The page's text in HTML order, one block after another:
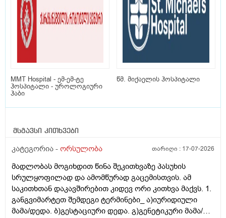
MMT Hospital - ემ-ემ-ტე
ჰოსპიტალი - უროლოგიური
ჰაბი
წმ. მიქაელის ჰოსპიტალი
მსგავსი კითხვები
კატეგორია - ორსულობა თარიღი : 17-07-2026
მადლობას მოგიხდით წინა შეკითხვაზე პასუხის
სრულყოფილად და ამომწურად გაცემისთვის. ამ
საკითხთან დაკავშირებით კიდევ ორი კითხვა მაქვს. 1.
განგვიმარტეთ შემდეგი ტერმინები_ ა)იურიდიული
მამა/დედა. ბ)გესტაციური დედა. გ)გენეტიკური მამა/